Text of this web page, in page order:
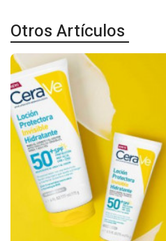
Otros Artículos